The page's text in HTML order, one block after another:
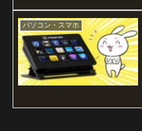
パソコン・スマホ